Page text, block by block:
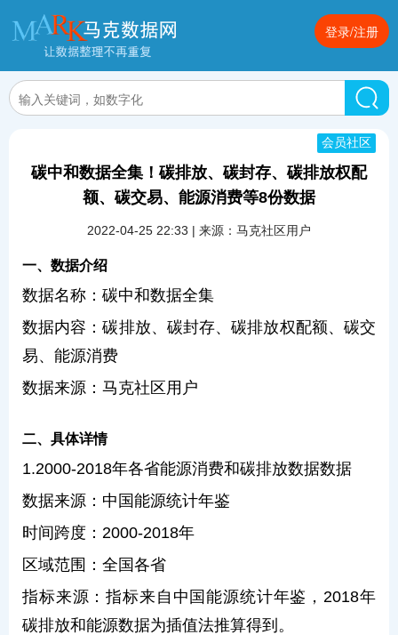
登录/注册
碳中和数据全集！碳排放、碳封存、碳排放权配
额、碳交易、能源消费等8份数据
会员社区
2022-04-25 22:33 | 来源：马克社区用户
一、数据介绍
数据名称：碳中和数据全集
数据内容：碳排放、碳封存、碳排放权配额、碳交
易、能源消费
数据来源：马克社区用户
二、具体详情
1.2000-2018年各省能源消费和碳排放数据数据
数据来源：中国能源统计年鉴
时间跨度：2000-2018年
区域范围：全国各省
指标来源：指标来自中国能源统计年鉴，2018年
碳排放和能源数据为插值法推算得到。